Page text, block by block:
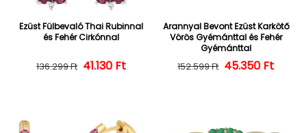
Ezüst Fülbevaló Thai Rubinnal
és Fehér Cirkónnal
Normál ár
136.299 Ft Kedvezményes ár
41.130 Ft
Arannyal Bevont Ezüst Karkötő
Vörös Gyémánttal és Fehér
Gyémánttal
Normál ár
152.599 Ft 45.350 Ft